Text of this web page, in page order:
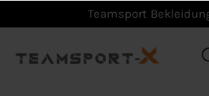
Teamsport